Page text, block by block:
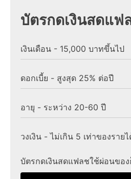
บัตรกดเงินสดแฟ
เงินเดือน - 15,000 บาทขึ้นไป
ดอกเบี้ย - สูงสุด 25% ต่อปี
อายุ - ระหว่าง 20-60 ปี
วงเงิน - ไม่เกิน 5 เท่าของราย
บัตรกดเงินสดแฟลชใช้ผ่อนขอ